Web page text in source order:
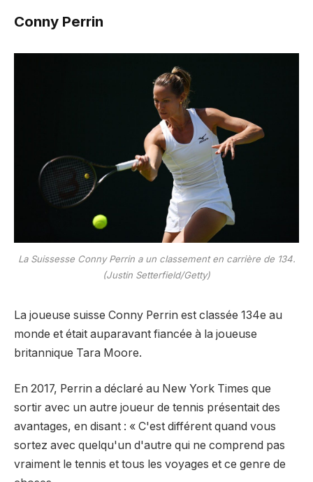
Conny Perrin
La Suissesse Conny Perrin a un classement en carrière de 134.
(Justin Setterfield/Getty)
La joueuse suisse Conny Perrin est classée 134e au
monde et était auparavant fiancée à la joueuse
britannique Tara Moore.
En 2017, Perrin a déclaré au New York Times que
sortir avec un autre joueur de tennis présentait des
avantages, en disant : « C'est différent quand vous
sortez avec quelqu'un d'autre qui ne comprend pas
vraiment le tennis et tous les voyages et ce genre de